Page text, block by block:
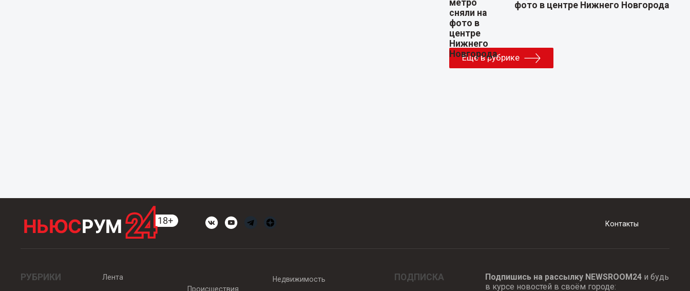
фото в центре Нижнего Новгорода
Еще в рубрике
Контакты
РУБРИКИ
Лента
Происшествия
Недвижимость ПОДПИСКА Подпишись на рассылку NEWSROOM24и будь
в курсе новостей в своём городе: